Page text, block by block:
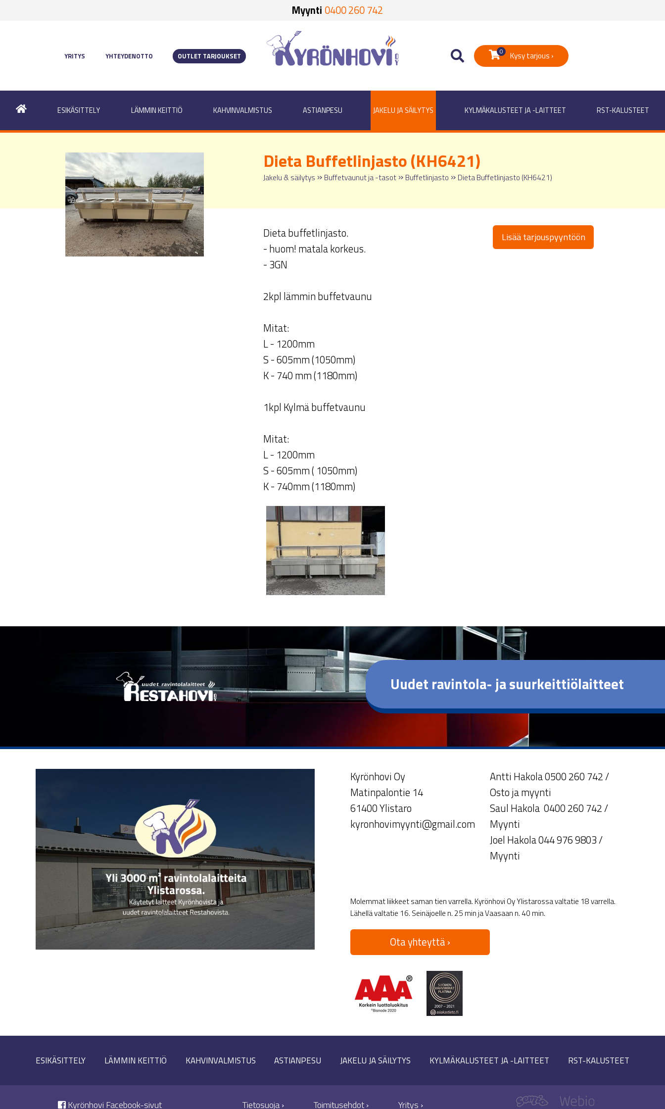
Myynti 0400 260 742
YRITYS YHTEYDENOTTO OUTLET TARJOUKSET
0 Kysy tarjous ›
ESIKÄSITTELY LÄMMIN KEITTIÖ KAHVINVALMISTUS ASTIANPESU JAKELU JA SÄILYTYS KYLMÄKALUSTEET JA -LAITTEET RST-KALUSTEET
Dieta Buffetlinjasto (KH6421)
Jakelu & säilytys » Buffetvaunut ja -tasot » Buffetlinjasto » Dieta Buffetlinjasto (KH6421)
Dieta buffetlinjasto.
- huom! matala korkeus.
- 3GN
2kpl lämmin buffetvaunu
Mitat:
L - 1200mm
S - 605mm (1050mm)
K - 740 mm (1180mm)
1kpl Kylmä buffetvaunu
Mitat:
L - 1200mm
S - 605mm ( 1050mm)
K - 740mm (1180mm)
Lisää tarjouspyyntöön
Uudet ravintola- ja suurkeittiölaitteet
Kyrönhovi Oy
Matinpalontie 14
61400 Ylistaro
kyronhovimyynti@gmail.com
Antti Hakola 0500 260 742 /
Osto ja myynti
Saul Hakola 0400 260 742 /
Myynti
Joel Hakola 044 976 9803 /
Myynti
Molemmat liikkeet saman tien varrella. Kyrönhovi Oy Ylistarossa valtatie 18 varrella.
Lähellä valtatie 16. Seinäjoelle n. 25 min ja Vaasaan n. 40 min.
Ota yhteyttä ›
ESIKÄSITTELY LÄMMIN KEITTIÖ KAHVINVALMISTUS ASTIANPESU JAKELU JA SÄILYTYS KYLMÄKALUSTEET JA -LAITTEET RST-KALUSTEET
Kyrönhovi Facebook-sivut Tietosuoja › Toimitusehdot › Yritys ›